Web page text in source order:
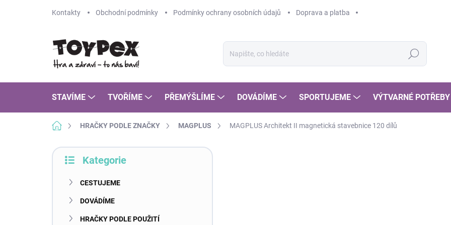
Kontakty Obchodní podmínky Podmínky ochrany osobních údajů Doprava a platba
Hledat
STAVÍME TVOŘÍME PŘEMÝŠLÍME DOVÁDÍME SPORTUJEME VÝTVARNÉ
Domů HRAČKY PODLE ZNAČKY MAGPLUS MAGPLUS Architekt II magnetická stavebnice 120 dílů
P
Kategorie
CESTUJEME
DOVÁDÍME
HRAČKY PODLE POUŽITÍ